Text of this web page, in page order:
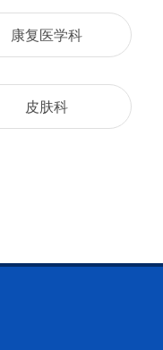
康复医学科
皮肤科